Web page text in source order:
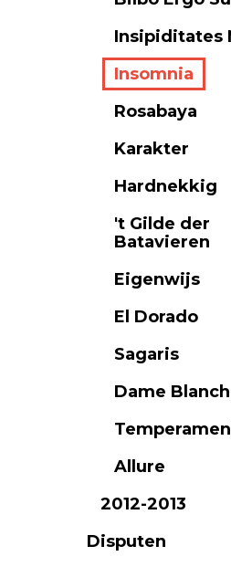
Insipiditates
Insomnia
Rosabaya
Karakter
Hardnekkig
't Gilde der
Batavieren
Eigenwijs
El Dorado
Sagaris
Dame
Allure
2012-2013
Disputen